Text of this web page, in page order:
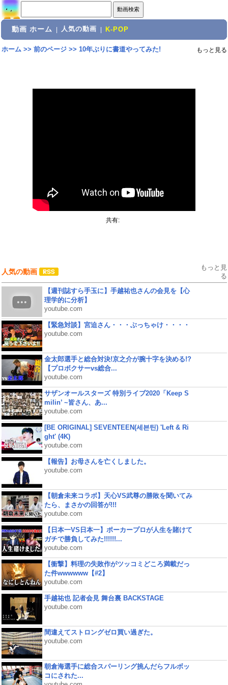
動画 ホーム 人気の動画 K-POP
ホーム>> 前のページ>> 10年ぶりに書道やってみた! もっと見る
共有:
人気の動画
もっと見
る
【週刊誌すら手玉に】手越祐也さんの会見を【心
理学的に分析】
youtube.com
【緊急対談】宮迫さん・・・ぶっちゃけ・・・・
youtube.com
金太郎選手と総合対決!京之介が腕十字を決める!?
【プロボクサーvs総合...
youtube.com
サザンオールスターズ 特別ライブ2020「Keep S
milin’ ~皆さん、あ...
youtube.com
[BE ORIGINAL] SEVENTEEN(세븐틴) 'Left & Ri
ght' (4K)
youtube.com
【報告】お母さんを亡くしました。
youtube.com
【朝倉未来コラボ】天心VS武尊の勝敗を聞いてみ
たら、まさかの回答が!!!
youtube.com
【日本一VS日本一】ポーカープロが人生を賭けて
ガチで勝負してみた!!!!!!...
youtube.com
【衝撃】料理の失敗作がツッコミどころ満載だっ
た件wwwwww【#2】
youtube.com
手越祐也 記者会見 舞台裏 BACKSTAGE
youtube.com
間違えてストロングゼロ買い過ぎた。
youtube.com
朝倉海選手に総合スパーリング挑んだらフルボッ
コにされた...